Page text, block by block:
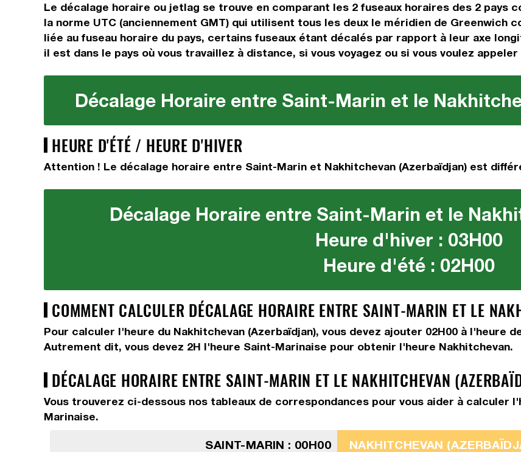
Le décalage horaire ou jetlag se trouve en comparant les 2 fuseaux horaires des 2 pays
la norme UTC (anciennement GMT) qui utilisent tous les deux le méridien de Greenwich
liée au fuseau horaire du pays, certains fuseaux étant décalés par rapport à leur axe
il est dans le pays où vous travaillez à distance, si vous voyagez ou si vous voulez
Décalage Horaire entre Saint-Marin et le
HEURE D'ÉTÉ / HEURE D'HIVER
Attention ! Le décalage horaire entre Saint-Marin et Nakhitchevan (Azerbaïdjan) est
Décalage Horaire entre Saint-Marin et le
Heure d'hiver : 03H00
Heure d'été : 02H00
COMMENT CALCULER DÉCALAGE HORAIRE ENTRE SAINT-MARIN ET LE
Pour calculer l'heure du Nakhitchevan (Azerbaïdjan), vous devez ajouter 02H00 à l'heure
Autrement dit, vous devez 2H l'heure Saint-Marinaise pour obtenir l'heure Nakhitchevan.
DÉCALAGE HORAIRE ENTRE SAINT-MARIN ET LE NAKHITCHEVAN
Vous trouverez ci-dessous nos tableaux de correspondances pour vous aider à calculer
Marinaise.
SAINT-MARIN : 00H00 NAKHITCHEVAN